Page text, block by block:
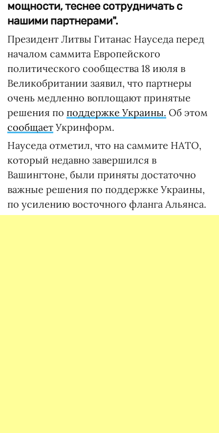
мощности, теснее сотрудничать с
нашими партнерами".
Президент Литвы Гитанас Науседа перед
началом саммита Европейского
политического сообщества 18 июля в
Великобритании заявил, что партнеры
очень медленно воплощают принятые
решения по поддержке Украины. Об этом
сообщает Укринформ.
Науседа отметил, что на саммите НАТО,
который недавно завершился в
Вашингтоне, были приняты достаточно
важные решения по поддержке Украины,
по усилению восточного фланга Альянса.